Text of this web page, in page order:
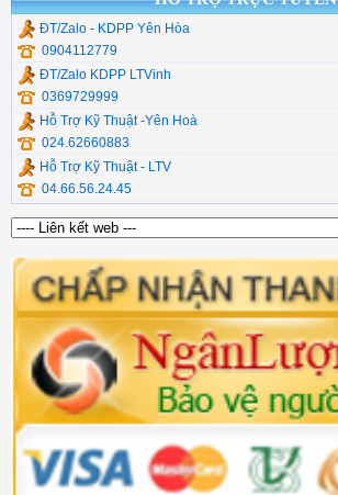
ĐT/Zalo - KDPP Yên Hòa
0904112779
ĐT/Zalo KDPP LTVinh
0369729999
Hỗ Trợ Kỹ Thuật -Yên Hoà
024.62660883
Hỗ Trợ Kỹ Thuật - LTV
04.66.56.24.45